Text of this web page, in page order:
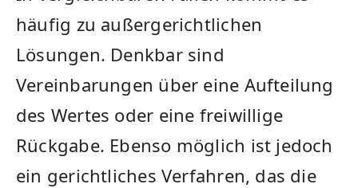
häufig zu außergerichtlichen
Lösungen. Denkbar sind
Vereinbarungen über eine Aufteilung
des Wertes oder eine freiwillige
Rückgabe. Ebenso möglich ist jedoch
ein gerichtliches Verfahren, das die